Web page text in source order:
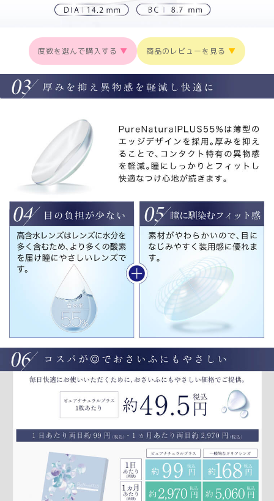
度数を選んで購入する ▼ 商品のレビューを見る ▼